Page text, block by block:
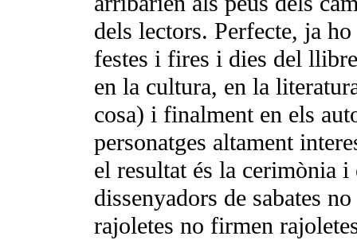
dels lectors. Perfecte, ja
festes i fires i dies del
en la cultura, en la
cosa) i finalment en els
personatges altament
el resultat és la cerimònia
dissenyadors de sabates
rajoletes no firmen